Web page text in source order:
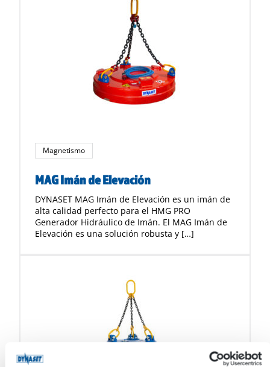
Magnetismo
MAG Imán de Elevación
DYNASET MAG Imán de Elevación es un imán de
alta calidad perfecto para el HMG PRO
Generador Hidráulico de Imán. El MAG Imán de
Elevación es una solución robusta y […]